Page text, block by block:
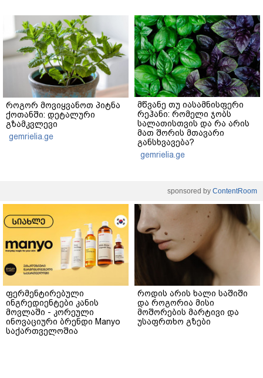
როგორ მოვიყვანოთ პიტნა
ქოთანში: დეტალური
გზამკვლევი
gemrielia.ge
მწვანე თუ იასამნისფერი
რეჰანი: რომელი ჯობს
სალათისთვის და რა არის
მათ შორის მთავარი
განსხვავება?
gemrielia.ge
sponsored by ContentRoom
ფერმენტირებული
ინგრედიენტები კანის
მოვლაში - კორეული
ინოვაციური ბრენდი Manyo
საქართველოშია
როდის არის ხალი საშიში
და როგორია მისი
მოშორების მარტივი და
უსაფრთხო გზები